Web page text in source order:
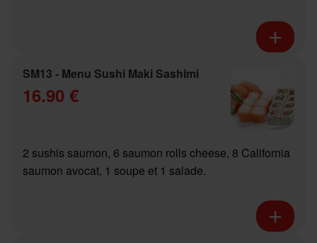
SM13 - Menu Sushi Maki Sashimi
16.90 €
2 sushis saumon, 6 saumon rolls cheese, 8 California
saumon avocat, 1 soupe et 1 salade.